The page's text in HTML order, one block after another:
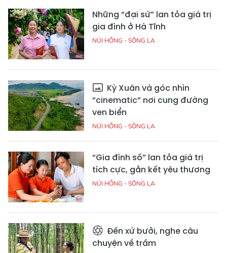
Những “đại sứ” lan tỏa giá trị
gia đình ở Hà Tĩnh
NÚI HỒNG - SÔNG LA
Kỳ Xuân và góc nhìn
“cinematic” nơi cung đường
ven biển
NÚI HỒNG - SÔNG LA
“Gia đình số” lan tỏa giá trị
tích cực, gắn kết yêu thương
NÚI HỒNG - SÔNG LA
Đến xứ bưởi, nghe câu
chuyện về trầm